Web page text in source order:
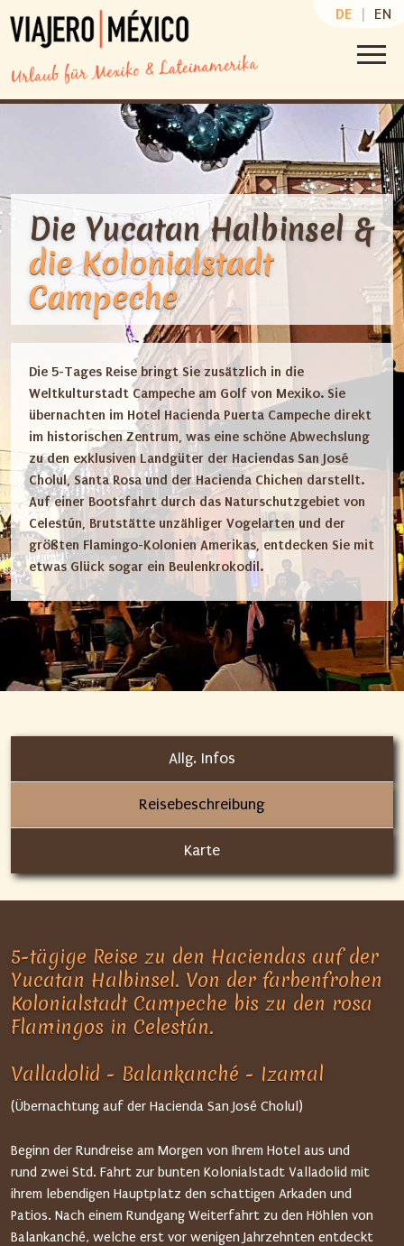
DE | EN
Die Yucatan Halbinsel &
die Kolonialstadt
Campeche
Die 5-Tages Reise bringt Sie zusätzlich in die
Weltkulturstadt Campeche am Golf von Mexiko. Sie
übernachten im Hotel Hacienda Puerta Campeche direkt
im historischen Zentrum, was eine schöne Abwechslung
zu den exklusiven Landgüter der Haciendas San José
Cholul, Santa Rosa und der Hacienda Chichen darstellt.
Auf einer Bootsfahrt durch das Naturschutzgebiet von
Celestún, Brutstätte unzähliger Vogelarten und der
größten Flamingo-Kolonien Amerikas, entdecken Sie mit
etwas Glück sogar ein Beulenkrokodil.
Allg. Infos
Reisebeschreibung
Karte
5-tägige Reise zu den Haciendas auf der
Yucatan Halbinsel. Von der farbenfrohen
Kolonialstadt Campeche bis zu den rosa
Flamingos in Celestún.
Valladolid - Balankanché - Izamal
(Übernachtung auf der Hacienda San José Cholul)
Beginn der Rundreise am Morgen von Ihrem Hotel aus und
rund zwei Std. Fahrt zur bunten Kolonialstadt Valladolid mit
ihrem lebendigen Hauptplatz den schattigen Arkaden und
Patios. Nach einem Rundgang Weiterfahrt zu den Höhlen von
Balankanché, welche erst vor wenigen Jahrzehnten entdeckt